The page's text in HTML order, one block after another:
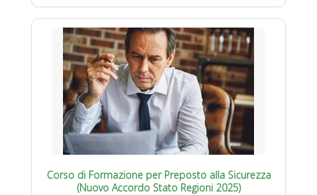
Corso di Formazione per Preposto alla Sicurezza
(Nuovo Accordo Stato Regioni 2025)